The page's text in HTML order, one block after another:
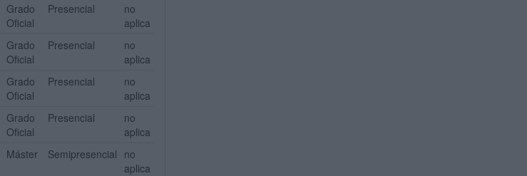
Grado
Oficial
Presencial
no
aplica
Grado
Oficial
Presencial
no
aplica
Grado
Oficial
Presencial
no
aplica
Grado
Oficial
Presencial
no
aplica
Máster Semipresencial no
aplica